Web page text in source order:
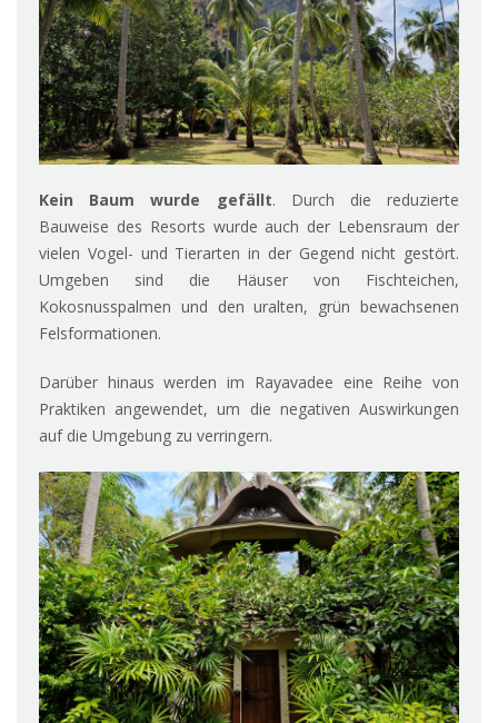
Kein Baum wurde gefällt. Durch die reduzierte
Bauweise des Resorts wurde auch der Lebensraum der
vielen Vogel- und Tierarten in der Gegend nicht gestört.
Umgeben sind die Häuser von Fischteichen,
Kokosnusspalmen und den uralten, grün bewachsenen
Felsformationen.
Darüber hinaus werden im Rayavadee eine Reihe von
Praktiken angewendet, um die negativen Auswirkungen
auf die Umgebung zu verringern.